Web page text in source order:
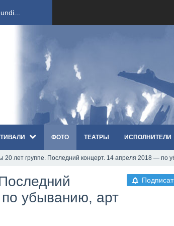
ко...
«Th...
«...
ФОТО ТЕАТРЫ ИСПОЛНИТЕЛИ
20 лет группе. Последний концерт. 14 апреля 2018 — по
убыванию, арт